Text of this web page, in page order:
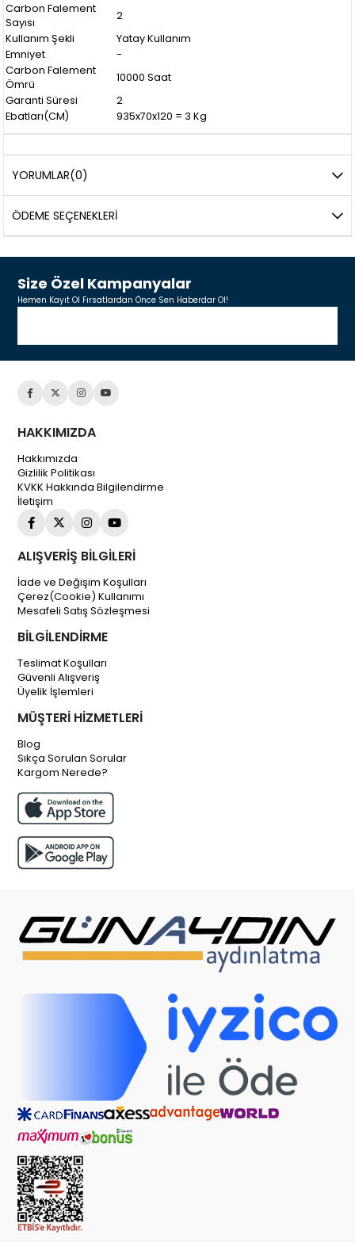
Carbon Falement
Sayısı
2
Kullanım Şekli
Yatay Kullanım
Emniyet
-
Carbon Falement
Ömrü
10000 Saat
Garanti Süresi
2
Ebatları(CM)
935x70x120 = 3 Kg
YORUMLAR(0)
ÖDEME SEÇENEKLERI
Size Özel Kampanyalar
Hemen Kayıt Ol Fırsatlardan Önce Sen Haberdar Ol!
HAKKIMIZDA
Hakkımızda
Gizlilik Politikası
KVKK Hakkında Bilgilendirme
İletişim
ALIŞVERİŞ BİLGİLERİ
İade ve Değişim Koşulları
Çerez(Cookie) Kullanımı
Mesafeli Satış Sözleşmesi
BİLGİLENDİRME
Teslimat Koşulları
Güvenli Alışveriş
Üyelik İşlemleri
MÜŞTERİ HİZMETLERİ
Blog
Sıkça Sorulan Sorular
Kargom Nerede?